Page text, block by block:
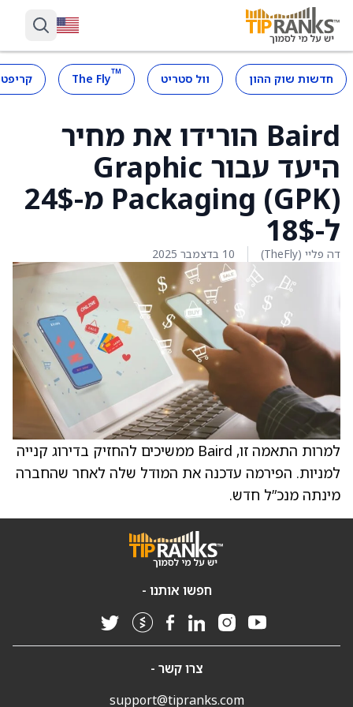
חדשות שוק ההון וול סטריט ™
The Fly
Baird הורידו את מחיר
היעד עבור Graphic
Packaging (GPK) מ-24$
ל-18$
דה פליי (TheFly) 10 בדצמבר 2025
למרות התאמה זו, Baird ממשיכים להחזיק בדירוג קנייה
למניות. הפירמה עדכנה את המודל שלה לאחר שהחברה
מינתה מנכ”ל חדש.
חפשו אותנו -
צרו קשר -
support@tipranks.com